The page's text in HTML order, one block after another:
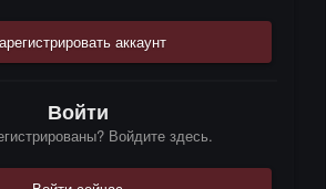
аккаунт
Войти
Войдите здесь.